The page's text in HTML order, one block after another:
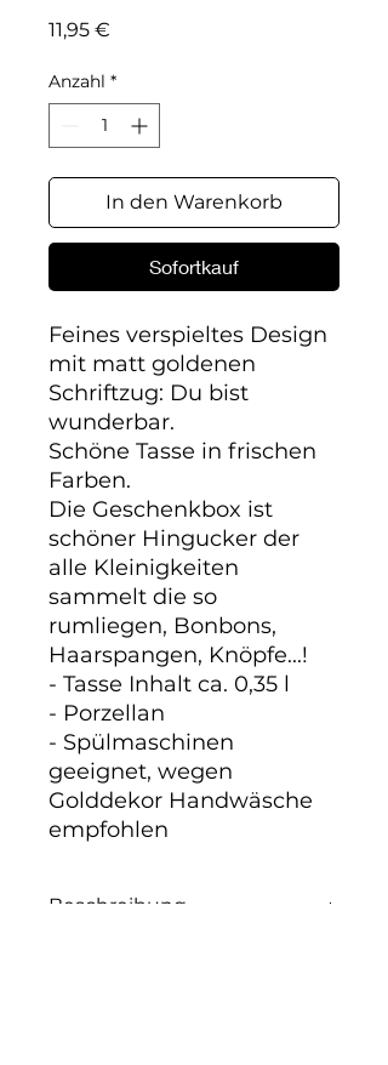
11,95 €
Anzahl *
In den Warenkorb
Sofortkauf
Feines verspieltes Design
mit matt goldenen
Schriftzug: Du bist
wunderbar.
Schöne Tasse in frischen
Farben.
Die Geschenkbox ist
schöner Hingucker der
alle Kleinigkeiten
sammelt die so
rumliegen, Bonbons,
Haarspangen, Knöpfe...!
- Tasse Inhalt ca. 0,35 l
- Porzellan
- Spülmaschinen
geeignet, wegen
Golddekor Handwäsche
empfohlen
Beschreibung